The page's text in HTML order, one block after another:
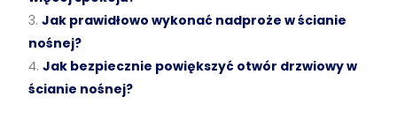
Jak prawidłowo wykonać nadproże w ścianie
nośnej?
Jak bezpiecznie powiększyć otwór drzwiowy w
ścianie nośnej?